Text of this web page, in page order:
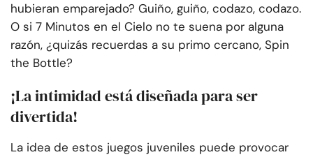
hubieran emparejado? Guiño, guiño, codazo, codazo.
O si 7 Minutos en el Cielo no te suena por alguna
razón, ¿quizás recuerdas a su primo cercano, Spin
the Bottle?
¡La intimidad está diseñada para ser
divertida!
La idea de estos juegos juveniles puede provocar